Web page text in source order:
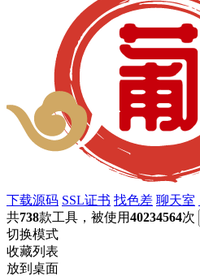
下载源码 SSL证书 找色差 聊天室
共738款工具，被使用40234564次
切换模式
收藏列表
放到桌面